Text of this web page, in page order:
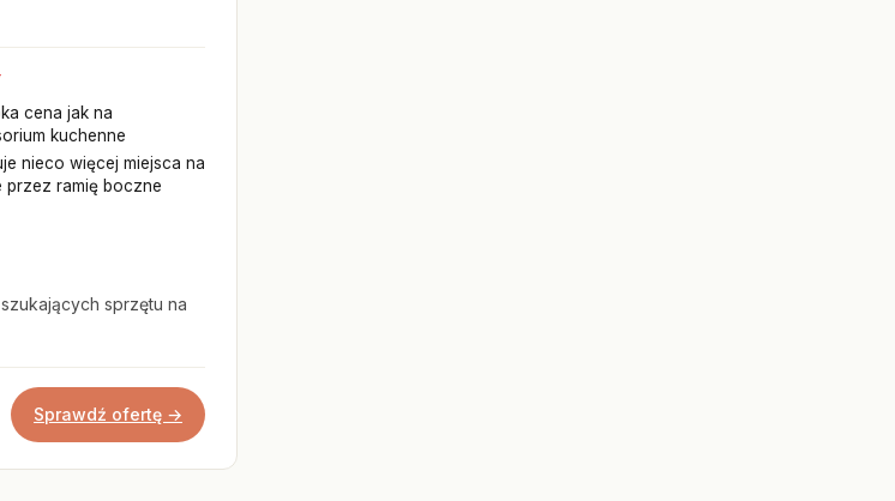
cena jak na
kuchenne
nieco więcej miejsca na
przez ramię boczne
sprzętu na
Sprawdź ofertę →